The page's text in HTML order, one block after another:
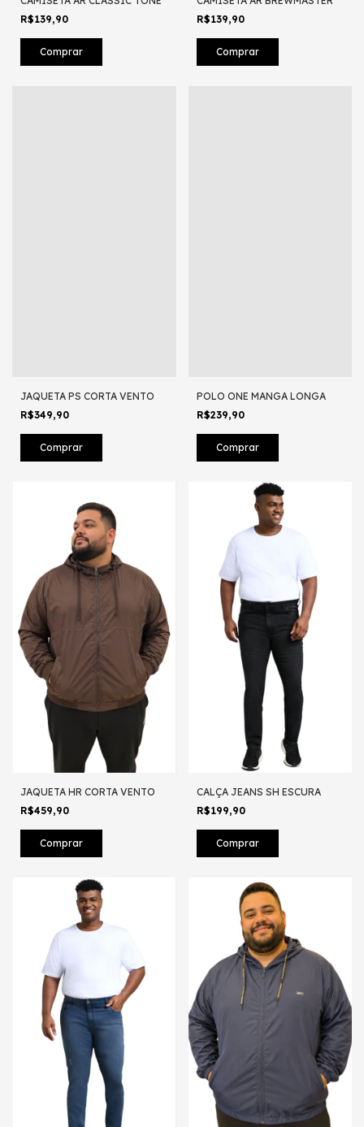
R$139,90
Comprar
R$139,90
Comprar
JAQUETA PS CORTA VENTO
R$349,90
Comprar
POLO ONE MANGA LONGA
R$239,90
Comprar
JAQUETA HR CORTA VENTO
R$459,90
Comprar
CALÇA JEANS SH ESCURA
R$199,90
Comprar